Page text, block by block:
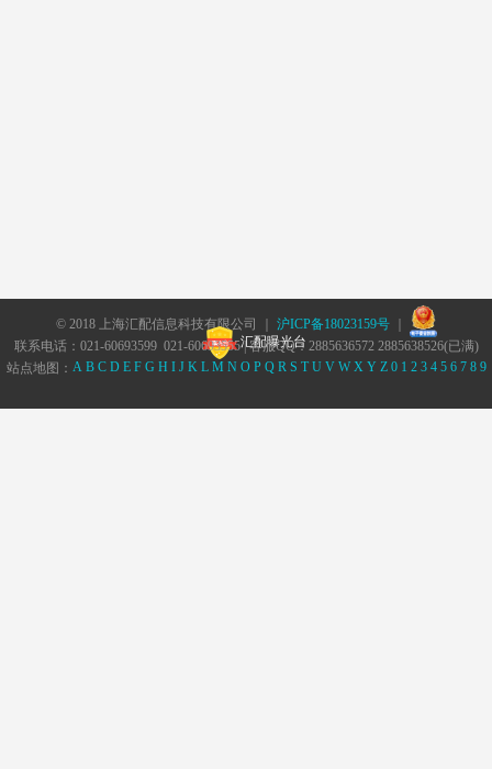
© 2018 上海汇配信息科技有限公司 ｜ 沪ICP备18023159号｜
汇配曝光台
联系电话：021-60693599 021-60693555 | 客服QQ：2885636572 2885638526(已满)
站点地图： A B C D E F G H I J K L M N O P Q R S T U V W X Y Z 0 1 2 3 4 5 6 7 8 9